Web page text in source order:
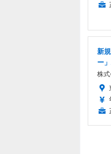
新
ー
株